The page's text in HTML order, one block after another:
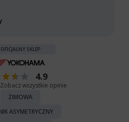
OFICJALNY SKLEP
4.9
Zobacz wszystkie opinie
ZIMOWA
ASYMETRYCZNY